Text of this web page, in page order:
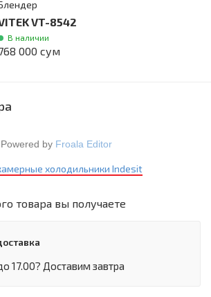
VT-8542
В наличии
000 сум
Powered by Froala Editor
холодильники Indesit
товара вы получаете
17.00? Доставим завтра